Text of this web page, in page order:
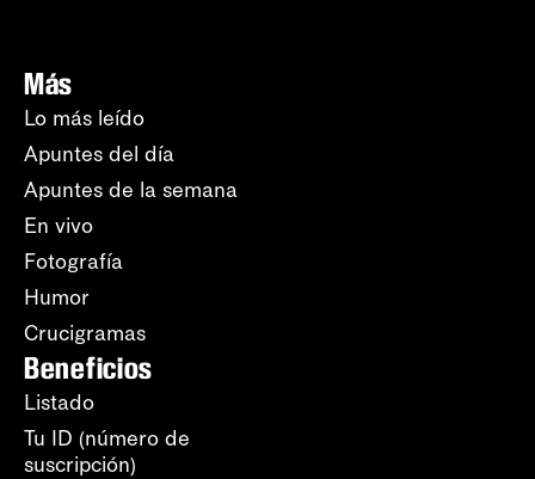
Más
Lo más leído
Apuntes del día
Apuntes de la semana
En vivo
Fotografía
Humor
Crucigramas
Beneficios
Listado
Tu ID (número de
suscripción)